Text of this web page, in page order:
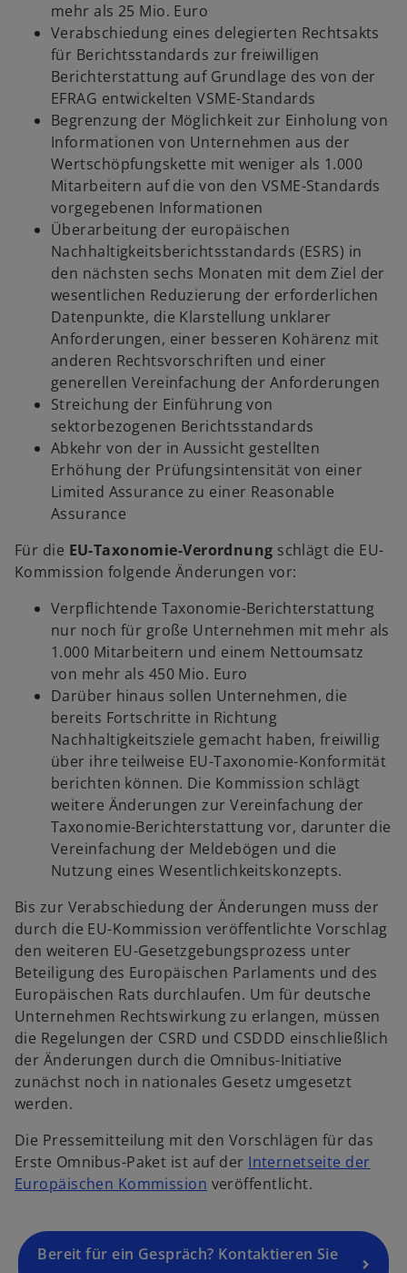
mehr als 25 Mio. Euro
Verabschiedung eines delegierten Rechtsakts
für Berichtsstandards zur freiwilligen
Berichterstattung auf Grundlage des von der
EFRAG entwickelten VSME-Standards
Begrenzung der Möglichkeit zur Einholung von
Informationen von Unternehmen aus der
Wertschöpfungskette mit weniger als 1.000
Mitarbeitern auf die von den VSME-Standards
vorgegebenen Informationen
Überarbeitung der europäischen
Nachhaltigkeitsberichtsstandards (ESRS) in
den nächsten sechs Monaten mit dem Ziel der
wesentlichen Reduzierung der erforderlichen
Datenpunkte, die Klarstellung unklarer
Anforderungen, einer besseren Kohärenz mit
anderen Rechtsvorschriften und einer
generellen Vereinfachung der Anforderungen
Streichung der Einführung von
sektorbezogenen Berichtsstandards
Abkehr von der in Aussicht gestellten
Erhöhung der Prüfungsintensität von einer
Limited Assurance zu einer Reasonable
Assurance
Für die EU-Taxonomie-Verordnung schlägt die EU-
Kommission folgende Änderungen vor:
Verpflichtende Taxonomie-Berichterstattung
nur noch für große Unternehmen mit mehr als
1.000 Mitarbeitern und einem Nettoumsatz
von mehr als 450 Mio. Euro
Darüber hinaus sollen Unternehmen, die
bereits Fortschritte in Richtung
Nachhaltigkeitsziele gemacht haben, freiwillig
über ihre teilweise EU-Taxonomie-Konformität
berichten können. Die Kommission schlägt
weitere Änderungen zur Vereinfachung der
Taxonomie-Berichterstattung vor, darunter die
Vereinfachung der Meldebögen und die
Nutzung eines Wesentlichkeitskonzepts.
Bis zur Verabschiedung der Änderungen muss der
durch die EU-Kommission veröffentlichte Vorschlag
den weiteren EU-Gesetzgebungsprozess unter
Beteiligung des Europäischen Parlaments und des
Europäischen Rats durchlaufen. Um für deutsche
Unternehmen Rechtswirkung zu erlangen, müssen
die Regelungen der CSRD und CSDDD einschließlich
der Änderungen durch die Omnibus-Initiative
zunächst noch in nationales Gesetz umgesetzt
werden.
Die Pressemitteilung mit den Vorschlägen für das
Erste Omnibus-Paket ist auf der Internetseite der
Europäischen Kommission w
r
d
veröffentlicht.
Bereit für ein Gespräch? Kontaktieren Sie
ir
d
n
i
n
e